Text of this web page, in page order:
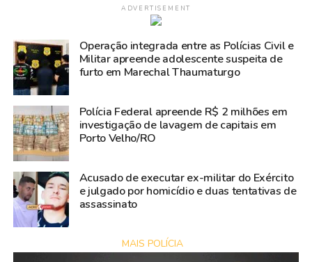
ADVERTISEMENT
Operação integrada entre as Polícias Civil e
Militar apreende adolescente suspeita de
furto em Marechal Thaumaturgo
Polícia Federal apreende R$ 2 milhões em
investigação de lavagem de capitais em
Porto Velho/RO
Acusado de executar ex-militar do Exército
e julgado por homicídio e duas tentativas de
assassinato
MAIS POLÍCIA